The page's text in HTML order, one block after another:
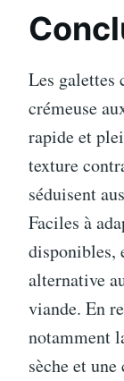
Les galettes
crémeuse
rapide et
texture
séduisent
Faciles à
disponibles,
alternative
viande. En
notamment
sèche et